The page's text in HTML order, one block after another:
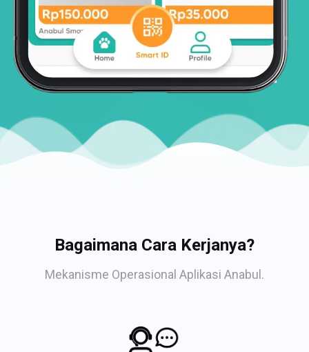
Bagaimana Cara Kerjanya?
Mekanisme Operasional Aplikasi Anabul.